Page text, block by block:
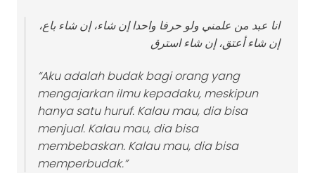
انا عبد من علمني ولو حرفا واحدا إن شاء، إن شاء باع،
إن شاء أعتق، إن شاء استرق
“Aku adalah budak bagi orang yang
mengajarkan ilmu kepadaku, meskipun
hanya satu huruf. Kalau mau, dia bisa
menjual. Kalau mau, dia bisa
membebaskan. Kalau mau, dia bisa
memperbudak.”